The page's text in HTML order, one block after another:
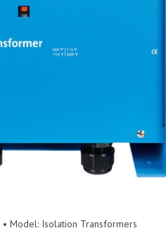
İzolatör
• Model: Isolation Transformers